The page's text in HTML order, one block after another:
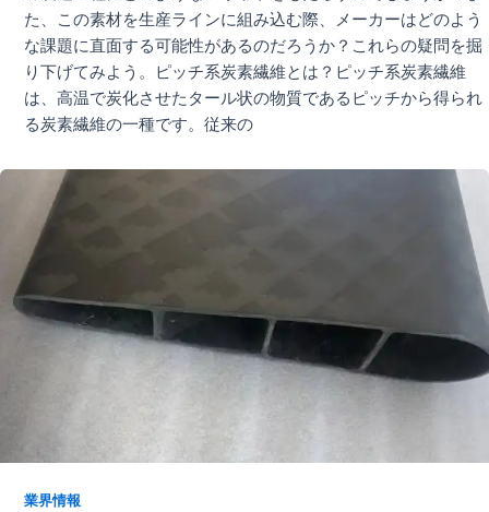
た、この素材を生産ラインに組み込む際、メーカーはどのよう
な課題に直面する可能性があるのだろうか？これらの疑問を掘
り下げてみよう。ピッチ系炭素繊維とは？ピッチ系炭素繊維
は、高温で炭化させたタール状の物質であるピッチから得られ
る炭素繊維の一種です。従来の
業界情報